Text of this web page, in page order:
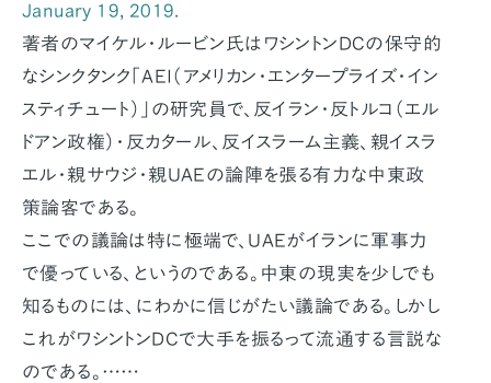
January 19, 2019.
著者のマイケル・ルービン氏はワシントンDCの保守的
なシンクタンク「AEI（アメリカン・エンタープライズ・イン
スティチュート）」の研究員で、反イラン・反トルコ（エル
ドアン政権）・反カタール、反イスラーム主義、親イスラ
エル・親サウジ・親UAEの論陣を張る有力な中東政
策論客である。
ここでの議論は特に極端で、UAEがイランに軍事力
で優っている、というのである。中東の現実を少しでも
知るものには、にわかに信じがたい議論である。しかし
これがワシントンDCで大手を振るって流通する言説な
のである。……